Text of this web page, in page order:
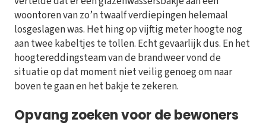
woontoren van zo’n twaalf verdiepingen helemaal
losgeslagen was. Het hing op vijftig meter hoogte nog
aan twee kabeltjes te tollen. Echt gevaarlijk dus. En het
hoogtereddingsteam van de brandweer vond de
situatie op dat moment niet veilig genoeg om naar
boven te gaan en het bakje te zekeren.
Opvang zoeken voor de bewoners